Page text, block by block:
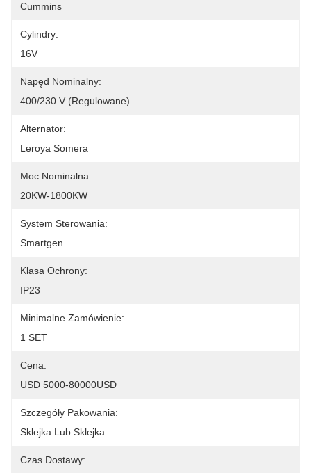
Cummins
Cylindry:
16V
Napęd Nominalny:
400/230 V (regulowane)
Alternator:
Leroya Somera
Moc Nominalna:
20KW-1800KW
System Sterowania:
Smartgen
Klasa Ochrony:
IP23
Minimalne Zamówienie:
1 SET
Cena:
USD 5000-80000USD
Szczegóły Pakowania:
Sklejka Lub Sklejka
Czas Dostawy: